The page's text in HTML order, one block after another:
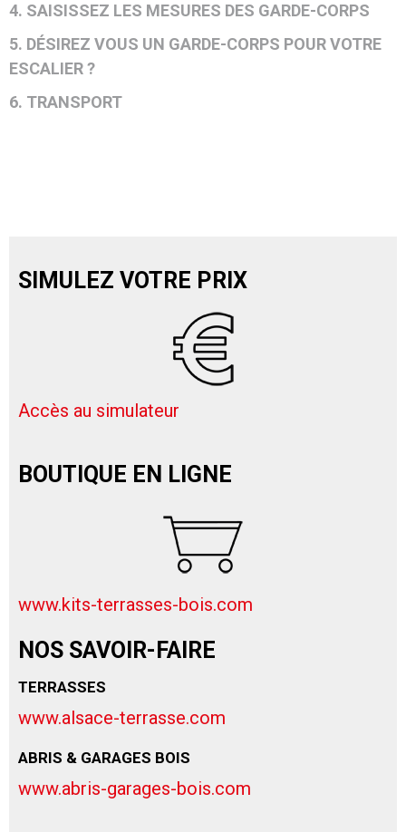
4. SAISISSEZ LES MESURES DES GARDE-CORPS
5. DÉSIREZ VOUS UN GARDE-CORPS POUR VOTRE
ESCALIER ?
6. TRANSPORT
SIMULEZ VOTRE PRIX
Accès au simulateur
BOUTIQUE EN LIGNE
www.kits-terrasses-bois.com
NOS SAVOIR-FAIRE
TERRASSES
www.alsace-terrasse.com
ABRIS & GARAGES BOIS
www.abris-garages-bois.com